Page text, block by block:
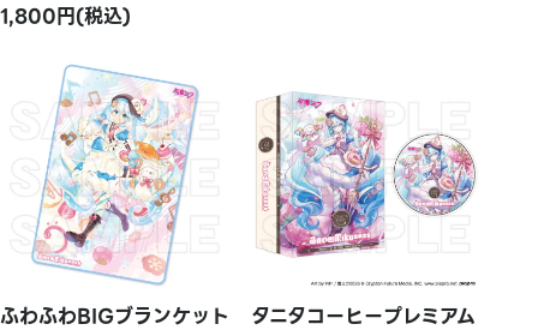
1,800円(税込)
ふわふわBIGブランケット タニタコーヒープレミアム